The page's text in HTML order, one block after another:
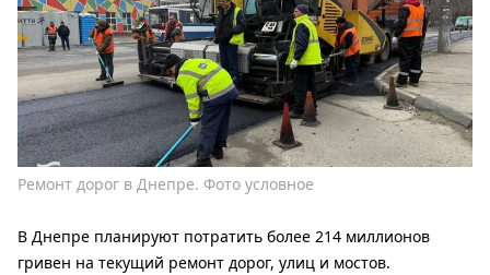
Ремонт дорог в Днепре. Фото условное
В Днепре планируют потратить более 214 миллионов
гривен на текущий ремонт дорог, улиц и мостов.